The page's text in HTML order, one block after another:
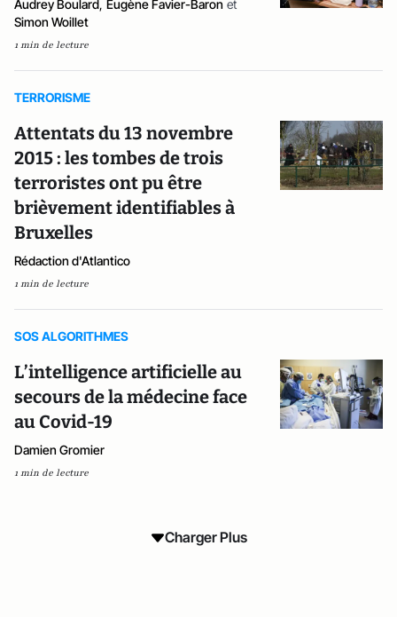
Audrey Boulard, Eugène Favier-Baron et
Simon Woillet
1 min de lecture
TERRORISME
Attentats du 13 novembre
2015 : les tombes de trois
terroristes ont pu être
brièvement identifiables à
Bruxelles
Rédaction d'Atlantico
1 min de lecture
SOS ALGORITHMES
L’intelligence artificielle au
secours de la médecine face
au Covid-19
Damien Gromier
1 min de lecture
Charger Plus